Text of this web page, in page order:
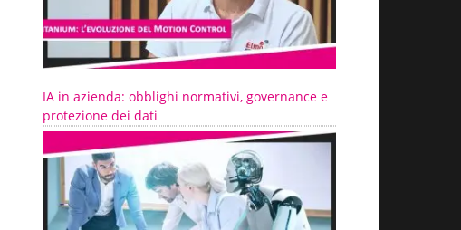
IA in azienda: obblighi normativi, governance e
protezione dei dati